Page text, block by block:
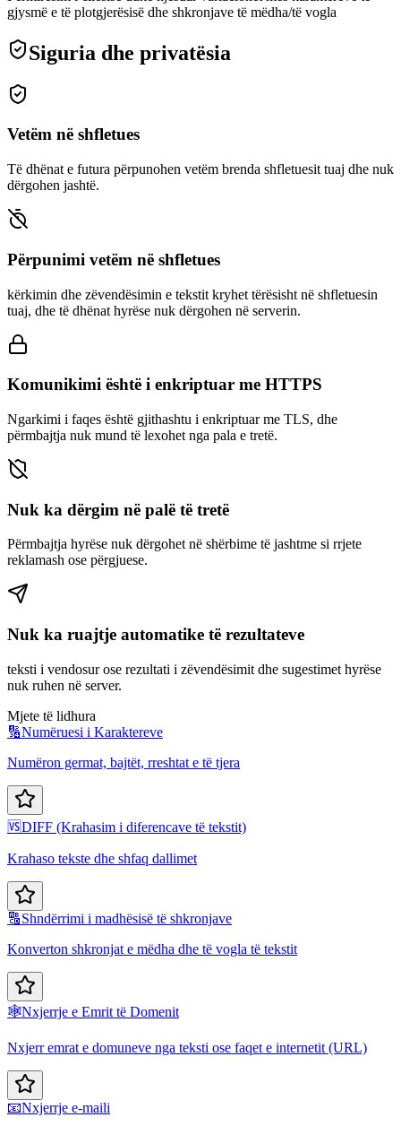
gjysmë e të plotgjerësisë dhe shkronjave të mëdha/të vogla
Siguria dhe privatësia
Vetëm në shfletues
Të dhënat e futura përpunohen vetëm brenda shfletuesit tuaj dhe nuk
dërgohen jashtë.
Përpunimi vetëm në shfletues
kërkimin dhe zëvendësimin e tekstit kryhet tërësisht në shfletuesin
tuaj, dhe të dhënat hyrëse nuk dërgohen në serverin.
Komunikimi është i enkriptuar me HTTPS
Ngarkimi i faqes është gjithashtu i enkriptuar me TLS, dhe
përmbajtja nuk mund të lexohet nga pala e tretë.
Nuk ka dërgim në palë të tretë
Përmbajtja hyrëse nuk dërgohet në shërbime të jashtme si rrjete
reklamash ose përgjuese.
Nuk ka ruajtje automatike të rezultateve
teksti i vendosur ose rezultati i zëvendësimit dhe sugestimet hyrëse
nuk ruhen në server.
Mjete të lidhura
🔢Numëruesi i Karaktereve
Numëron germat, bajtët, rreshtat e të tjera
🆚DIFF (Krahasim i diferencave të tekstit)
Krahaso tekste dhe shfaq dallimet
🔠Shndërrimi i madhësisë të shkronjave
Konverton shkronjat e mëdha dhe të vogla të tekstit
🕸️Nxjerrje e Emrit të Domenit
Nxjerr emrat e domuneve nga teksti ose faqet e internetit (URL)
📧Nxjerrje e-maili